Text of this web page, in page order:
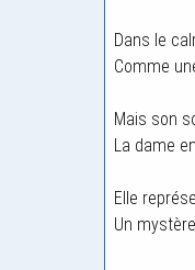
Dans le
Comme
Mais son
La dame
Elle
Un